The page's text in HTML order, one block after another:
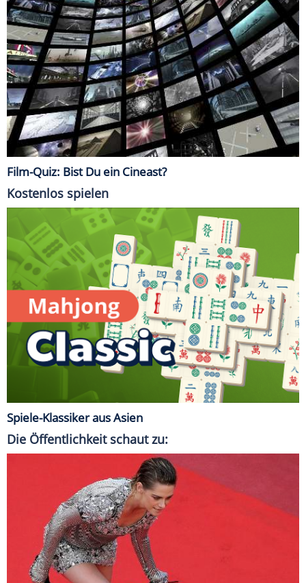
Film-Quiz: Bist Du ein Cineast?
Kostenlos spielen
Spiele-Klassiker aus Asien
Die Öffentlichkeit schaut zu: